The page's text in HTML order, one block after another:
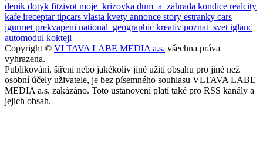
denik dotyk fitzivot moje_krizovka dum_a_zahrada kondice realcity
kafe ireceptartipcars vlasta kvety annonce story estranky cars
igurmet prekvapeni national_geographic kreativ poznat_svet iglanc
automodul koktejl
Copyright © VLTAVA LABE MEDIA a.s. všechna práva
vyhrazena.
Publikování, šíření nebo jakékoliv jiné užití obsahu pro jiné než
osobní účely uživatele, je bez písemného souhlasu VLTAVA LABE
MEDIA a.s. zakázáno. Toto ustanovení platí také pro RSS kanály a
jejich obsah.